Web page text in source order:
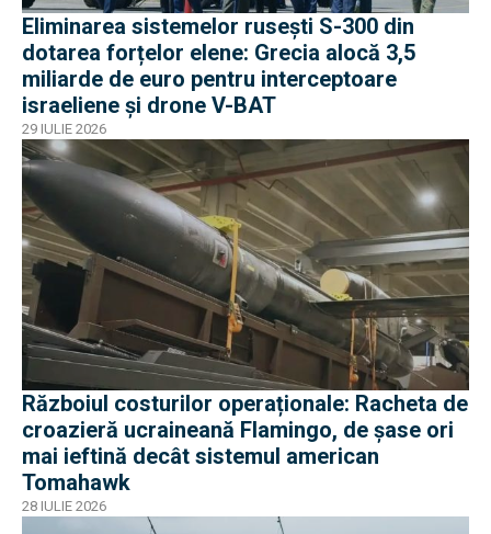
Eliminarea sistemelor rusești S-300 din
dotarea forțelor elene: Grecia alocă 3,5
miliarde de euro pentru interceptoare
israeliene și drone V-BAT
29 IULIE 2026
Războiul costurilor operaționale: Racheta de
croazieră ucraineană Flamingo, de șase ori
mai ieftină decât sistemul american
Tomahawk
28 IULIE 2026